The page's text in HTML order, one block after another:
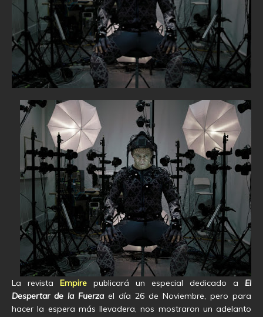
La revista Empire publicará un especial dedicado a El
Despertar de la Fuerza el día 26 de Noviembre, pero para
hacer la espera más llevadera, nos mostraron un adelanto